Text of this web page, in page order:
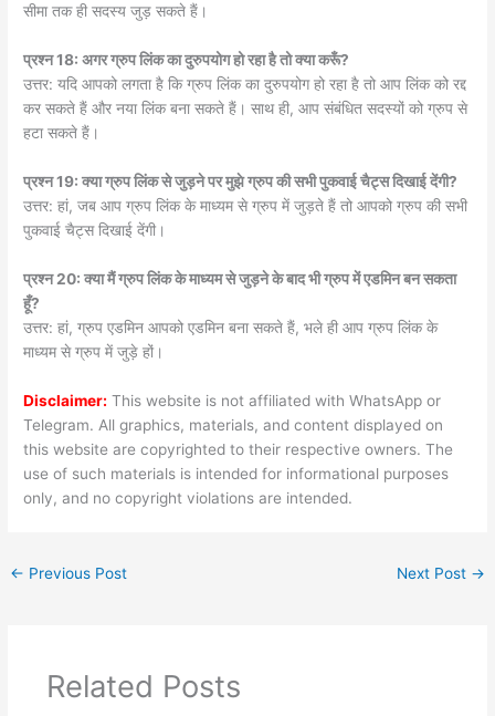
सीमा तक ही सदस्य जुड़ सकते हैं।
प्रश्न 18: अगर ग्रुप लिंक का दुरुपयोग हो रहा है तो क्या करूँ?
उत्तर: यदि आपको लगता है कि ग्रुप लिंक का दुरुपयोग हो रहा है तो आप लिंक को रद्द
कर सकते हैं और नया लिंक बना सकते हैं। साथ ही, आप संबंधित सदस्यों को ग्रुप से
हटा सकते हैं।
प्रश्न 19: क्या ग्रुप लिंक से जुड़ने पर मुझे ग्रुप की सभी पुकवाई चैट्स दिखाई देंगी?
उत्तर: हां, जब आप ग्रुप लिंक के माध्यम से ग्रुप में जुड़ते हैं तो आपको ग्रुप की सभी
पुकवाई चैट्स दिखाई देंगी।
प्रश्न 20: क्या मैं ग्रुप लिंक के माध्यम से जुड़ने के बाद भी ग्रुप में एडमिन बन सकता
हूँ?
उत्तर: हां, ग्रुप एडमिन आपको एडमिन बना सकते हैं, भले ही आप ग्रुप लिंक के
माध्यम से ग्रुप में जुड़े हों।
Disclaimer: This website is not affiliated with WhatsApp or
Telegram. All graphics, materials, and content displayed on
this website are copyrighted to their respective owners. The
use of such materials is intended for informational purposes
only, and no copyright violations are intended.
← Previous Post Next Post →
Related Posts